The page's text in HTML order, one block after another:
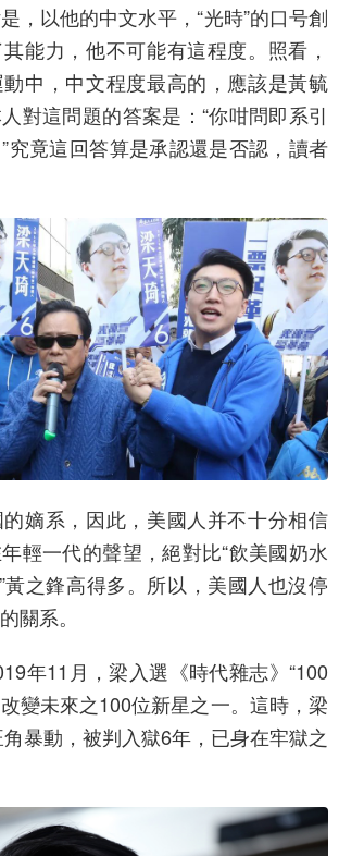
，以他的中文水平，“光時”的口号創
能力，他不可能有這程度。照看，
中，中文程度最高的，應該是黃毓
對這問題的答案是：“你咁問即系引
究竟這回答算是承認還是否認，讀者
嫡系，因此，美國人并不十分相信
輕一代的聲望，絕對比“飲美國奶水
黃之鋒高得多。所以，美國人也沒停
關系。
年11月，梁入選《時代雜志》“100
變未來之100位新星之一。這時，梁
暴動，被判入獄6年，已身在牢獄之